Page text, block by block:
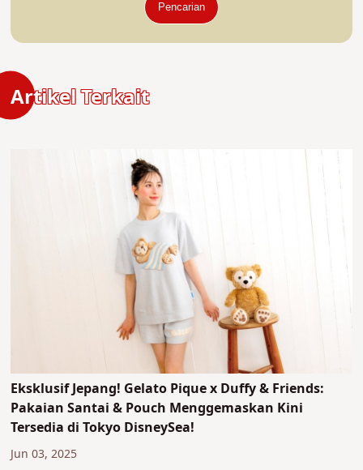
Pencarian
Artikel Terkait
Eksklusif Jepang! Gelato Pique x Duffy & Friends:
Pakaian Santai & Pouch Menggemaskan Kini
Tersedia di Tokyo DisneySea!
Jun 03, 2025